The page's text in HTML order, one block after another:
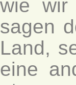
wie wir
sagen
Land,
eine